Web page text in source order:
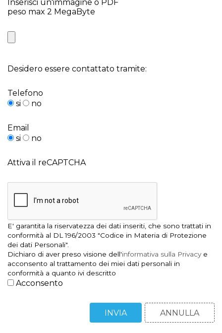
Inserisci un'immagine o PDF
peso max 2 MegaByte
Desidero essere contattato tramite:
Telefono
si
no
Email
si
no
Attiva il reCAPTCHA
E' garantita la riservatezza dei dati inseriti, che sono trattati in
conformità al DL 196/2003 "Codice in Materia di Protezione
dei dati Personali".
Dichiaro di aver preso visione dell'informativa sulla Privacye
acconsento al trattamento dei miei dati personali in
conformità a quanto ivi descritto
Acconsento